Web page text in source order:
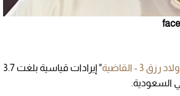
ولاد رزق 3 - القاضية
" إيرادات قياسية بلغت 3.7